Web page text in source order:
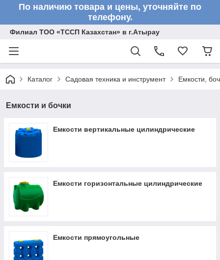
По наличию товара и цены, уточняйте по
телефону.
Филиал ТОО «ТССП Казахстан» в г.Атырау
Каталог Садовая техника и инструмент Емкости,
Емкости и бочки
Емкости вертикальные цилиндрические
Емкости горизонтальные цилиндрические
Емкости прямоугольные